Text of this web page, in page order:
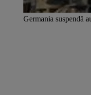
Germania suspendă